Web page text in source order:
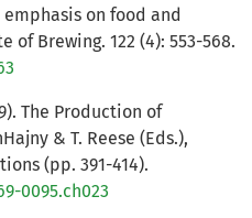
on food and
Brewing. 122 (4): 553-568.
The Production of
& T. Reese (Eds.),
(pp. 391-414).
0095.ch023